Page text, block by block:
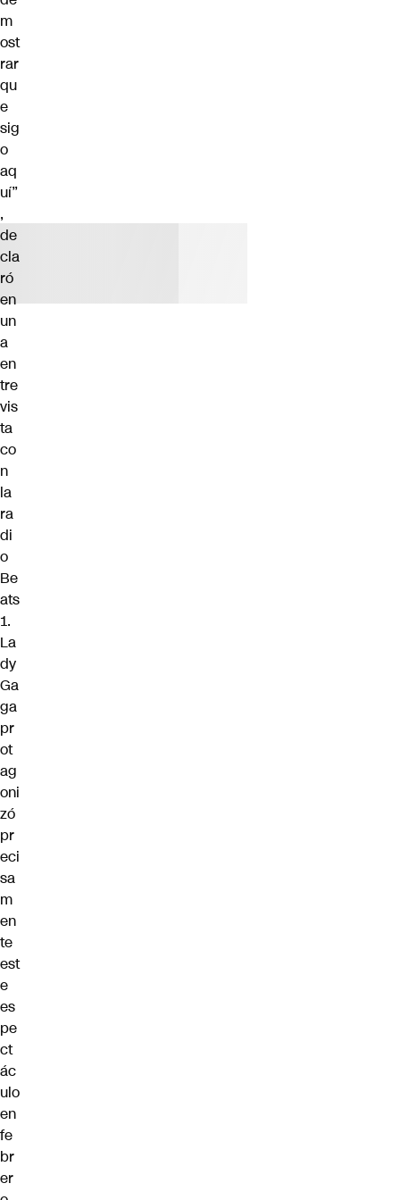
m
ost
rar
qu
e
sig
o
aq
uí”
,
de
cla
ró
en
un
a
en
tre
vis
ta
co
n
la
ra
di
o
Be
ats
1.
La
dy
Ga
ga
pr
ot
ag
oni
zó
pr
eci
sa
m
en
te
est
e
es
pe
ct
ác
ulo
en
fe
br
er